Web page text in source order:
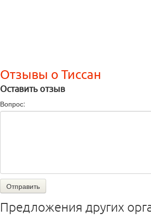
Отзывы о Тиссан
Оставить отзыв
Вопрос:
Отправить
Предложения других